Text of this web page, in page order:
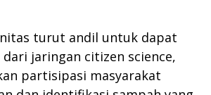
turut andil untuk dapat
jaringan citizen science,
partisipasi masyarakat